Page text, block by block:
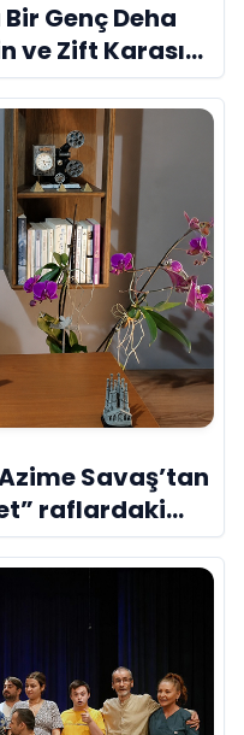
Genç Deha
ve Zift Karası
Savaş’tan
raflardaki